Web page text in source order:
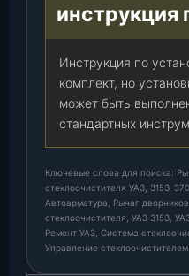
инструкция
Инструкция по
комплект, но
может быть
стандартных
Ключевые слова для поиска:
стеклоочистителя УАЗ, 3153-
Автоарматура, Рычаг
стеклоочистителя, УАЗ 3153,
Ремонт УАЗ, Система
Управление стеклоочистителем.